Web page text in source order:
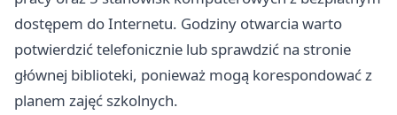
dostępem do Internetu. Godziny otwarcia warto
potwierdzić telefonicznie lub sprawdzić na stronie
głównej biblioteki, ponieważ mogą korespondować z
planem zajęć szkolnych.